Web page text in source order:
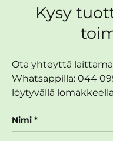
Kysy
Ota yhteyttä
Whatsappilla: 044
löytyvällä
Nimi